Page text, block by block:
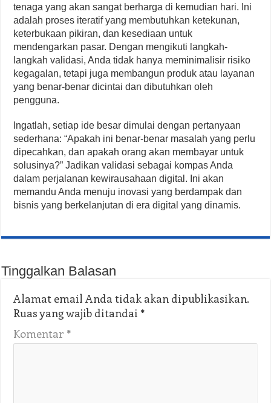
tenaga yang akan sangat berharga di kemudian hari. Ini
adalah proses iteratif yang membutuhkan ketekunan,
keterbukaan pikiran, dan kesediaan untuk
mendengarkan pasar. Dengan mengikuti langkah-
langkah validasi, Anda tidak hanya meminimalisir risiko
kegagalan, tetapi juga membangun produk atau layanan
yang benar-benar dicintai dan dibutuhkan oleh
pengguna.
Ingatlah, setiap ide besar dimulai dengan pertanyaan
sederhana: “Apakah ini benar-benar masalah yang perlu
dipecahkan, dan apakah orang akan membayar untuk
solusinya?” Jadikan validasi sebagai kompas Anda
dalam perjalanan kewirausahaan digital. Ini akan
memandu Anda menuju inovasi yang berdampak dan
bisnis yang berkelanjutan di era digital yang dinamis.
Tinggalkan Balasan
Alamat email Anda tidak akan dipublikasikan.
Ruas yang wajib ditandai *
Komentar *